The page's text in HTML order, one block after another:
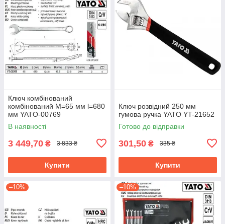
Ключ комбінований
комбінований М=65 мм l=680
мм YATO-00769
В наявності
3 449,70 ₴ 3 833 ₴
Купити
Ключ розвідний 250 мм
гумова ручка YATO YT-21652
Готово до відправки
301,50 ₴ 335 ₴
Купити
–10% –10%